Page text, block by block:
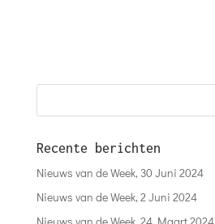
Recente berichten
Nieuws van de Week, 30 Juni 2024
Nieuws van de Week, 2 Juni 2024